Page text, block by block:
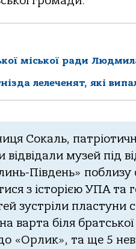
міської ради
лелеченят, які
Сокаль,
музей під
Південь» поблизу
з історією УПА та
зустріли пластуни
варта біля
«Орлик», та ще 5